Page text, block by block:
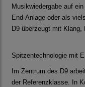
Musikwiedergabe auf
End-Anlage oder als
D9 überzeugt mit
Spitzentechnologie mit
Im Zentrum des D9
der Referenzklasse. In